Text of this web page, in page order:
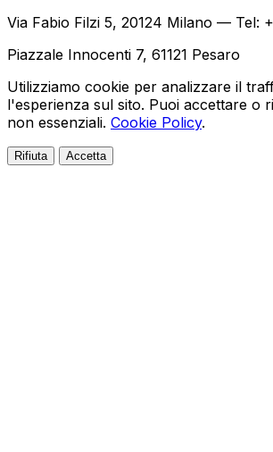
Via Fabio Filzi 5, 20124 Milano — Tel:
Piazzale Innocenti 7, 61121 Pesaro
Utilizziamo cookie per analizzare il
l'esperienza sul sito. Puoi accettare o
non essenziali. Cookie Policy.
Rifiuta Accetta